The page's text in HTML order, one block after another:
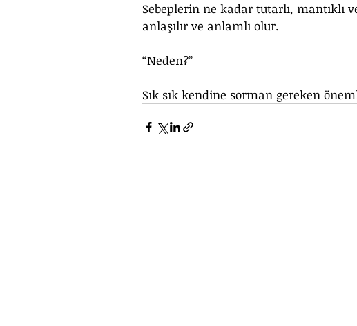
Sebeplerin ne kadar tutarlı, mantıklı
anlaşılır ve anlamlı olur.
“Neden?”
Sık sık kendine sorman gereken